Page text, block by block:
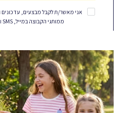
אני מאשר/ת לקבל מבצעים, עדכונים
ממותגי הקבוצה במייל, SMS ושאר ערוצי המדיה.